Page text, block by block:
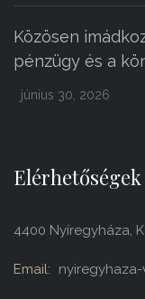
Közösen
pénzügy és a
június 30, 2026
Elérhetőségek
4400 Nyíregyháza,
Email: nyiregyhaza-